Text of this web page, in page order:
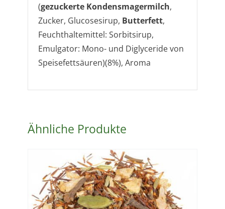
(gezuckerte Kondensmagermilch,
Zucker, Glucosesirup, Butterfett,
Feuchthaltemittel: Sorbitsirup,
Emulgator: Mono- und Diglyceride von
Speisefettsäuren)(8%), Aroma
Ähnliche Produkte